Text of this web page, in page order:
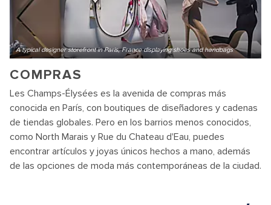
A typical designer storefront in Paris, France displaying shoes and handbags
COMPRAS
Les Champs-Élysées es la avenida de compras más
conocida en París, con boutiques de diseñadores y cadenas
de tiendas globales. Pero en los barrios menos conocidos,
como North Marais y Rue du Chateau d'Eau, puedes
encontrar artículos y joyas únicos hechos a mano, además
de las opciones de moda más contemporáneas de la ciudad.